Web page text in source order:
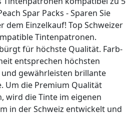
Spar Packs - Sparen Sie
dem Einzelkauf! Top Schweizer
Tintenpatronen.
für höchste Qualität. Farb-
entsprechen höchsten
gewährleisten brillante
Um die Premium Qualität
wird die Tinte im eigenen
in der Schweiz entwickelt und